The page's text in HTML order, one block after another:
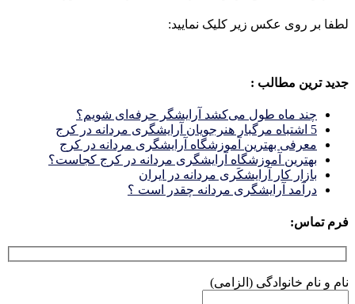
لطفا بر روی عکس زیر کلیک نمایید:
جدید ترین مطالب :
چند ماه طول می‌کشد آرایشگر حرفه‌ای شویم؟
5 اشتباه مرگبار هنرجویان آرایشگری مردانه در کرج
معرفی بهترین آموزشگاه آرایشگری مردانه در کرج
بهترین آموزشگاه آرایشگری مردانه در کرج کجاست؟
بازار كار آرايشكَرى مردانه در ايران
درآمد آرایشگری مردانه چقدر است ؟
فرم تماس:
نام و نام خانوادگی (الزامی)